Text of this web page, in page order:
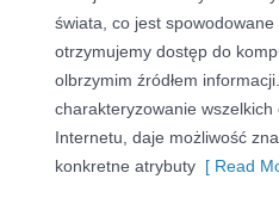
świata, co jest
otrzymujemy dostęp do
olbrzymim źródłem
charakteryzowanie
Internetu, daje możliwość
konkretne atrybuty [ Read